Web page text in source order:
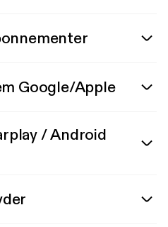
Google/Apple
/ Android